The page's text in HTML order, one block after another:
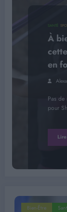
SANTÉ
À
en
Pas
pour
Bien-Être